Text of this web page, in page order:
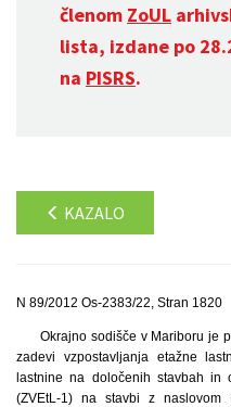
členom ZoUL
lista, izdane po
na PISRS.
KAZALO
N 89/2012 Os-2383/22, Stran 1820
Okrajno sodišče v Mariboru je
zadevi vzpostavljanja etažne
lastnine na določenih stavbah in
(ZVEtL-1) na stavbi z